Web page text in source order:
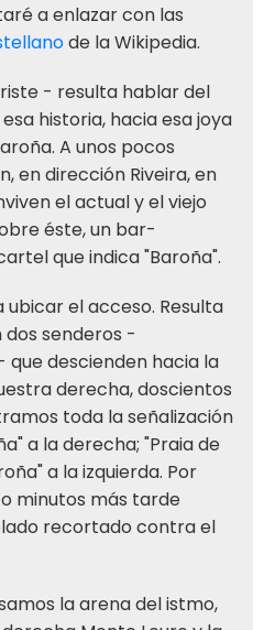
a enlazar con las
de la Wikipedia.
- resulta hablar del
historia, hacia esa joya
A unos pocos
en dirección Riveira, en
el actual y el viejo
éste, un bar-
que indica "Baroña".
ubicar el acceso. Resulta
senderos -
descienden hacia la
derecha, doscientos
toda la señalización
a la derecha; "Praia de
a la izquierda. Por
minutos más tarde
recortado contra el
la arena del istmo,